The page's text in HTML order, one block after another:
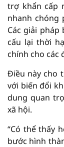
trợ khẩn cấp
nhanh chóng
Các giải
cấu lại thời
chính cho các
Điều này cho
với biến đổi
dung quan
xã hội.
“Có thể thấy
bước hình